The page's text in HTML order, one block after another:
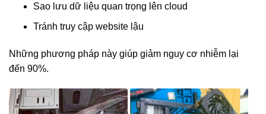
Sao lưu dữ liệu quan trọng lên cloud
Tránh truy cập website lậu
Những phương pháp này giúp giảm nguy cơ nhiễm lại
đến 90%.